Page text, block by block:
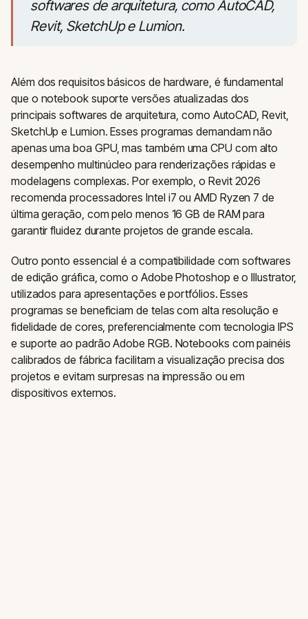
softwares de arquitetura, como AutoCAD,
Revit, SketchUp e Lumion.
Além dos requisitos básicos de hardware, é fundamental
que o notebook suporte versões atualizadas dos
principais softwares de arquitetura, como AutoCAD, Revit,
SketchUp e Lumion. Esses programas demandam não
apenas uma boa GPU, mas também uma CPU com alto
desempenho multinúcleo para renderizações rápidas e
modelagens complexas. Por exemplo, o Revit 2026
recomenda processadores Intel i7 ou AMD Ryzen 7 de
última geração, com pelo menos 16 GB de RAM para
garantir fluidez durante projetos de grande escala.
Outro ponto essencial é a compatibilidade com softwares
de edição gráfica, como o Adobe Photoshop e o Illustrator,
utilizados para apresentações e portfólios. Esses
programas se beneficiam de telas com alta resolução e
fidelidade de cores, preferencialmente com tecnologia IPS
e suporte ao padrão Adobe RGB. Notebooks com painéis
calibrados de fábrica facilitam a visualização precisa dos
projetos e evitam surpresas na impressão ou em
dispositivos externos.